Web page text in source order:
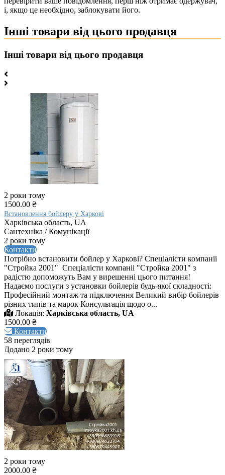
і, якщо це необхідно, заблокувати його.
Інші товари від цього продавця
Інші товари від цього продавця
2 роки тому
1500.00 ₴
Встановлення бойлеру у Харкові
Харківська область, UA
Сантехніка / Комунікації
2 роки тому
Контакти
Потрібно встановити бойлер у Харкові? Спеціалісти компаніі
"Стройка 2001" Спеціалісти компаніі "Стройка 2001" з
радістю допоможуть Вам у вирешенні цього питання!
Надаємо послуги з установки бойлерів будь-якої складності:
Професійний монтаж та підключення Великий вибір бойлерів
різних типів та марок Консультація щодо о...
Локація: Харківська область, UA
1500.00 ₴
Контакти
58 переглядів
Додано 2 роки тому
2 роки тому
2000.00 ₴